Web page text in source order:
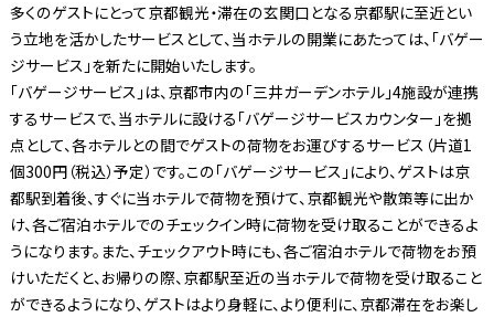
多くのゲストにとって京都観光・滞在の玄関口となる京都駅に至近とい
う立地を活かしたサービスとして、当ホテルの開業にあたっては、「バゲー
ジサービス」を新たに開始いたします。
「バゲージサービス」は、京都市内の「三井ガーデンホテル」4施設が連携
するサービスで、当ホテルに設ける「バゲージサービスカウンター」を拠
点として、各ホテルとの間でゲストの荷物をお運びするサービス（片道1
個300円（税込）予定）です。この「バゲージサービス」により、ゲストは京
都駅到着後、すぐに当ホテルで荷物を預けて、京都観光や散策等に出か
け、各ご宿泊ホテルでのチェックイン時に荷物を受け取ることができるよ
うになります。また、チェックアウト時にも、各ご宿泊ホテルで荷物をお預
けいただくと、お帰りの際、京都駅至近の当ホテルで荷物を受け取ること
ができるようになり、ゲストはより身軽に、より便利に、京都滞在をお楽し